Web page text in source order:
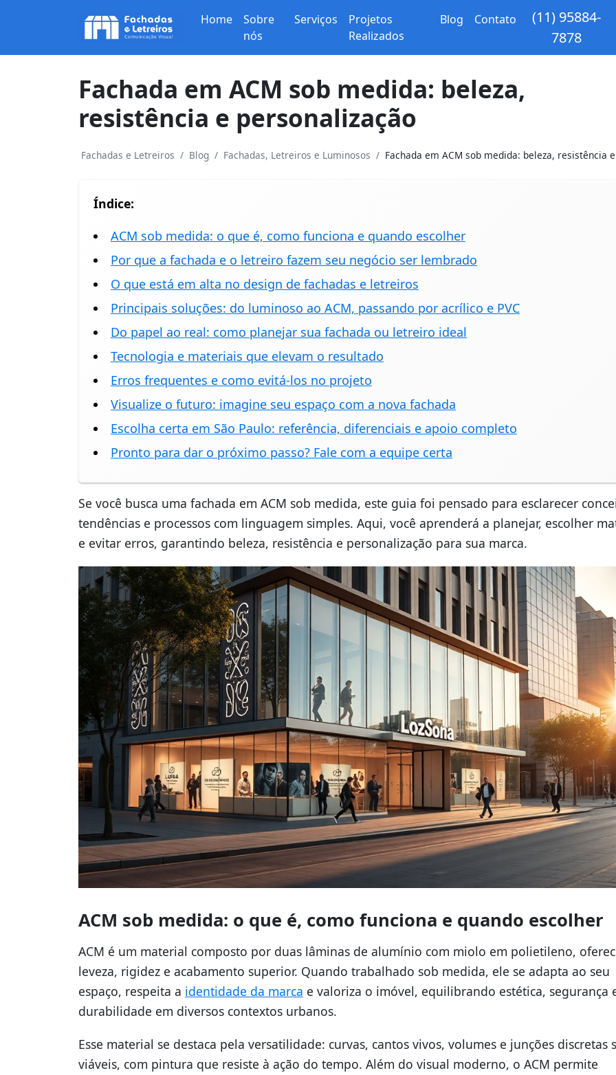
Home
Sobre
nós
Serviços
Projetos
Realizados
Blog Contato
(11) 95884-
7878
Fachada em ACM sob medida: beleza,
resistência e personalização
Fachadas e Letreiros Blog Fachadas, Letreiros e Luminosos Fachada em ACM sob medida: beleza, resistência
Índice:
ACM sob medida: o que é, como funciona e quando escolher
Por que a fachada e o letreiro fazem seu negócio ser lembrado
O que está em alta no design de fachadas e letreiros
Principais soluções: do luminoso ao ACM, passando por acrílico e PVC
Do papel ao real: como planejar sua fachada ou letreiro ideal
Tecnologia e materiais que elevam o resultado
Erros frequentes e como evitá-los no projeto
Visualize o futuro: imagine seu espaço com a nova fachada
Escolha certa em São Paulo: referência, diferenciais e apoio completo
Pronto para dar o próximo passo? Fale com a equipe certa
Se você busca uma fachada em ACM sob medida, este guia foi pensado para esclarecer
tendências e processos com linguagem simples. Aqui, você aprenderá a planejar, escolher
e evitar erros, garantindo beleza, resistência e personalização para sua marca.
ACM sob medida: o que é, como funciona e quando escolher
ACM é um material composto por duas lâminas de alumínio com miolo em polietileno,
leveza, rigidez e acabamento superior. Quando trabalhado sob medida, ele se adapta ao seu
espaço, respeita a identidade da marca e valoriza o imóvel, equilibrando estética, segurança
durabilidade em diversos contextos urbanos.
Esse material se destaca pela versatilidade: curvas, cantos vivos, volumes e junções discretas
viáveis, com pintura que resiste à ação do tempo. Além do visual moderno, o ACM permite